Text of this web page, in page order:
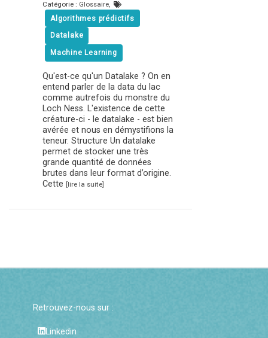
Catégorie : Glossaire,
Algorithmes prédictifs
Datalake
Machine Learning
Qu'est-ce qu'un Datalake ? On en
entend parler de la data du lac
comme autrefois du monstre du
Loch Ness. L'existence de cette
créature-ci - le datalake - est bien
avérée et nous en démystifions la
teneur. Structure Un datalake
permet de stocker une très
grande quantité de données
brutes dans leur format d’origine.
Cette [lire la suite]
Retrouvez-nous sur :
Linkedin